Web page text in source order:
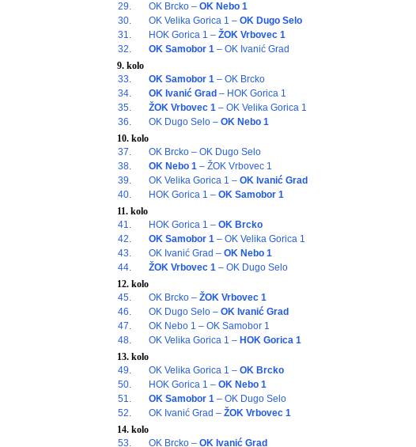
29.
OK Brcko – OK Nebo 1
30. OK Velika Gorica 1 – OK Dugo Selo
31. HOK Gorica 1 – ŽOK Vrbovec 1
32. OK Samobor 1– OK Ivanić Grad
9. kolo
33.
OK Samobor 1– OK Brcko
34. OK Ivanić Grad – HOK Gorica 1
35. ŽOK Vrbovec 1– OK Velika Gorica 1
36. OK Dugo Selo – OK Nebo 1
10. kolo
37.
OK Brcko – OK Dugo Selo
38. OK Nebo 1– ŽOK Vrbovec 1
39. OK Velika Gorica 1 – OK Ivanić Grad
40. HOK Gorica 1 – OK Samobor 1
11. kolo
41.
HOK Gorica 1 – OK Brcko
42. OK Samobor 1– OK Velika Gorica 1
43. OK Ivanić Grad – OK Nebo 1
44. ŽOK Vrbovec 1– OK Dugo Selo
12. kolo
45.
OK Brcko – ŽOK Vrbovec 1
46. OK Dugo Selo – OK Ivanić Grad
47. OK Nebo 1 – OK Samobor 1
48. OK Velika Gorica 1 – HOK Gorica 1
13. kolo
49.
OK Velika Gorica 1 – OK Brcko
50. HOK Gorica 1 – OK Nebo 1
51. OK Samobor 1– OK Dugo Selo
52. OK Ivanić Grad – ŽOK Vrbovec 1
14. kolo
53.
OK Brcko – OK Ivanić Grad